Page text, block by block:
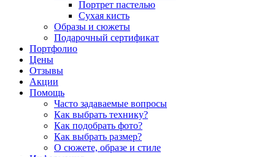
Портрет пастелью
Сухая кисть
Образы и сюжеты
Подарочный сертификат
Портфолио
Цены
Отзывы
Акции
Помощь
Часто задаваемые вопросы
Как выбрать технику?
Как подобрать фото?
Как выбрать размер?
О сюжете, образе и стиле